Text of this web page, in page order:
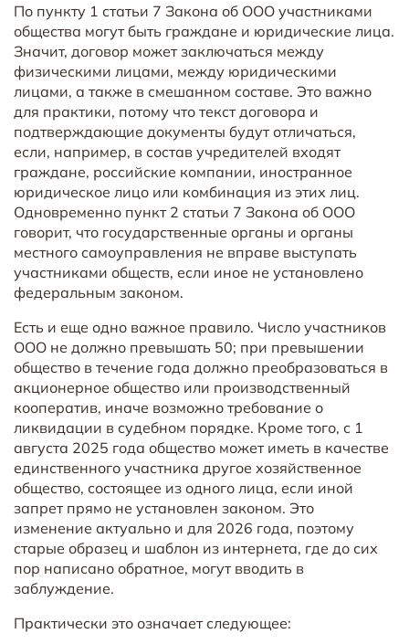
По пункту 1 статьи 7 Закона об ООО участниками
общества могут быть граждане и юридические лица.
Значит, договор может заключаться между
физическими лицами, между юридическими
лицами, а также в смешанном составе. Это важно
для практики, потому что текст договора и
подтверждающие документы будут отличаться,
если, например, в состав учредителей входят
граждане, российские компании, иностранное
юридическое лицо или комбинация из этих лиц.
Одновременно пункт 2 статьи 7 Закона об ООО
говорит, что государственные органы и органы
местного самоуправления не вправе выступать
участниками обществ, если иное не установлено
федеральным законом.
Есть и еще одно важное правило. Число участников
ООО не должно превышать 50; при превышении
общество в течение года должно преобразоваться в
акционерное общество или производственный
кооператив, иначе возможно требование о
ликвидации в судебном порядке. Кроме того, с 1
августа 2025 года общество может иметь в качестве
единственного участника другое хозяйственное
общество, состоящее из одного лица, если иной
запрет прямо не установлен законом. Это
изменение актуально и для 2026 года, поэтому
старые образец и шаблон из интернета, где до сих
пор написано обратное, могут вводить в
заблуждение.
Практически это означает следующее: